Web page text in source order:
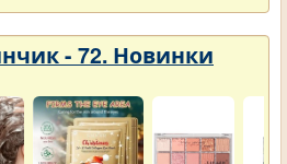
- 72. Новинки